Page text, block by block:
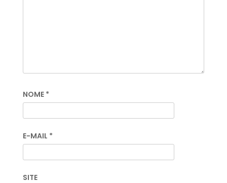
NOME *
E-MAIL *
SITE